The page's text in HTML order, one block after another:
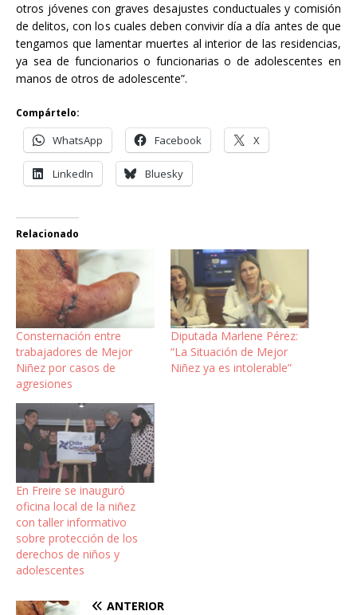
otros jóvenes con graves desajustes conductuales y comisión
de delitos, con los cuales deben convivir día a día antes de que
tengamos que lamentar muertes al interior de las residencias,
ya sea de funcionarios o funcionarias o de adolescentes en
manos de otros de adolescente”.
Compártelo:
WhatsApp Facebook X
LinkedIn Bluesky
Relacionado
Consternación entre
trabajadores de Mejor
Niñez por casos de
agresiones
Diputada Marlene Pérez:
“La Situación de Mejor
Niñez ya es intolerable”
En Freire se inauguró
oficina local de la niñez
con taller informativo
sobre protección de los
derechos de niños y
adolescentes
ANTERIOR